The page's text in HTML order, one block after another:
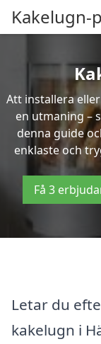
Kakelugn-
Att installera
en utmaning –
denna guide
enklaste och
Få 3
Letar du
kakelugn i